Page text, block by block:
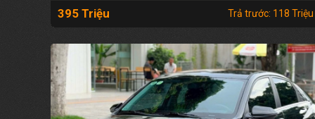
395 Triệu Trả trước: 118 Triệu